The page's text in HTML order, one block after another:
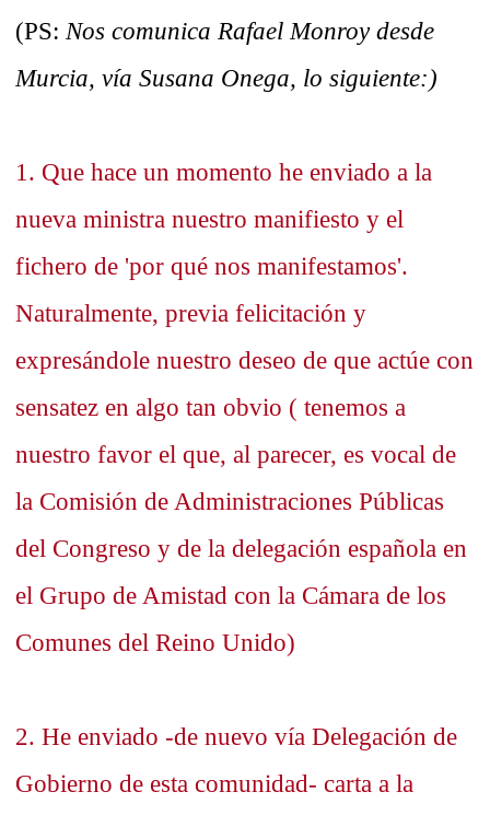
(PS: Nos comunica Rafael Monroy desde
Murcia, vía Susana Onega, lo siguiente:)
1. Que hace un momento he enviado a la
nueva ministra nuestro manifiesto y el
fichero de 'por qué nos manifestamos'.
Naturalmente, previa felicitación y
expresándole nuestro deseo de que actúe con
sensatez en algo tan obvio ( tenemos a
nuestro favor el que, al parecer, es vocal de
la Comisión de Administraciones Públicas
del Congreso y de la delegación española en
el Grupo de Amistad con la Cámara de los
Comunes del Reino Unido)
2. He enviado -de nuevo vía Delegación de
Gobierno de esta comunidad- carta a la